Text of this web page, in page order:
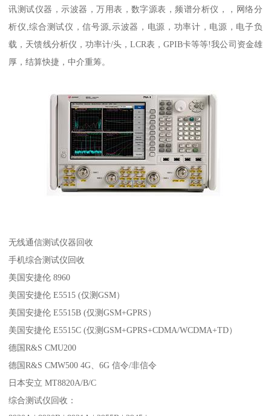
讯测试仪器，示波器，万用表，数字源表，频谱分析仪，，网络分
析仪,综合测试仪，信号源,示波器，电源，功率计，电源，电子负
载，天馈线分析仪，功率计/头，LCR表，GPIB卡等等!我公司资金雄
厚，结算快捷，中介重筹。
无线通信测试仪器回收
手机综合测试仪回收
美国安捷伦 8960
美国安捷伦 E5515 (仅测GSM）
美国安捷伦 E5515B (仅测GSM+GPRS）
美国安捷伦 E5515C (仅测GSM+GPRS+CDMA/WCDMA+TD）
德国R&S CMU200
德国R&S CMW500 4G、6G 信令/非信令
日本安立 MT8820A/B/C
综合测试仪回收：